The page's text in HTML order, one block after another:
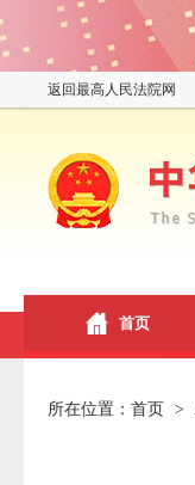
返回最高人民法院网
首页
所在位置： 首页 >